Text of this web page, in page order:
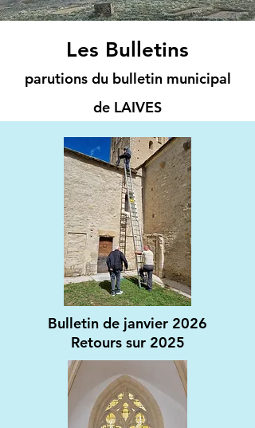
Les Bulletins
parutions du bulletin municipal
de LAIVES
Bulletin de janvier 2026
Retours sur 2025